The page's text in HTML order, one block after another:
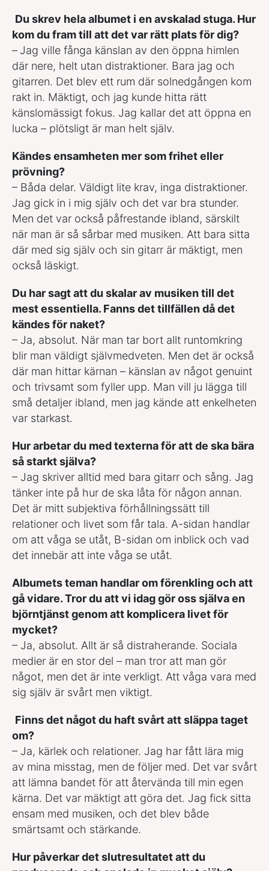
Du skrev hela albumet i en avskalad stuga. Hur
kom du fram till att det var rätt plats för dig?
– Jag ville fånga känslan av den öppna himlen
där nere, helt utan distraktioner. Bara jag och
gitarren. Det blev ett rum där solnedgången kom
rakt in. Mäktigt, och jag kunde hitta rätt
känslomässigt fokus. Jag kallar det att öppna en
lucka – plötsligt är man helt själv.
Kändes ensamheten mer som frihet eller
prövning?
– Båda delar. Väldigt lite krav, inga distraktioner.
Jag gick in i mig själv och det var bra stunder.
Men det var också påfrestande ibland, särskilt
när man är så sårbar med musiken. Att bara sitta
där med sig själv och sin gitarr är mäktigt, men
också läskigt.
Du har sagt att du skalar av musiken till det
mest essentiella. Fanns det tillfällen då det
kändes för naket?
– Ja, absolut. När man tar bort allt runtomkring
blir man väldigt självmedveten. Men det är också
där man hittar kärnan – känslan av något genuint
och trivsamt som fyller upp. Man vill ju lägga till
små detaljer ibland, men jag kände att enkelheten
var starkast.
Hur arbetar du med texterna för att de ska bära
så starkt själva?
– Jag skriver alltid med bara gitarr och sång. Jag
tänker inte på hur de ska låta för någon annan.
Det är mitt subjektiva förhållningssätt till
relationer och livet som får tala. A-sidan handlar
om att våga se utåt, B-sidan om inblick och vad
det innebär att inte våga se utåt.
Albumets teman handlar om förenkling och att
gå vidare. Tror du att vi idag gör oss själva en
björntjänst genom att komplicera livet för
mycket?
– Ja, absolut. Allt är så distraherande. Sociala
medier är en stor del – man tror att man gör
något, men det är inte verkligt. Att våga vara med
sig själv är svårt men viktigt.
Finns det något du haft svårt att släppa taget
om?
– Ja, kärlek och relationer. Jag har fått lära mig
av mina misstag, men de följer med. Det var svårt
att lämna bandet för att återvända till min egen
kärna. Det var mäktigt att göra det. Jag fick sitta
ensam med musiken, och det blev både
smärtsamt och stärkande.
Hur påverkar det slutresultatet att du